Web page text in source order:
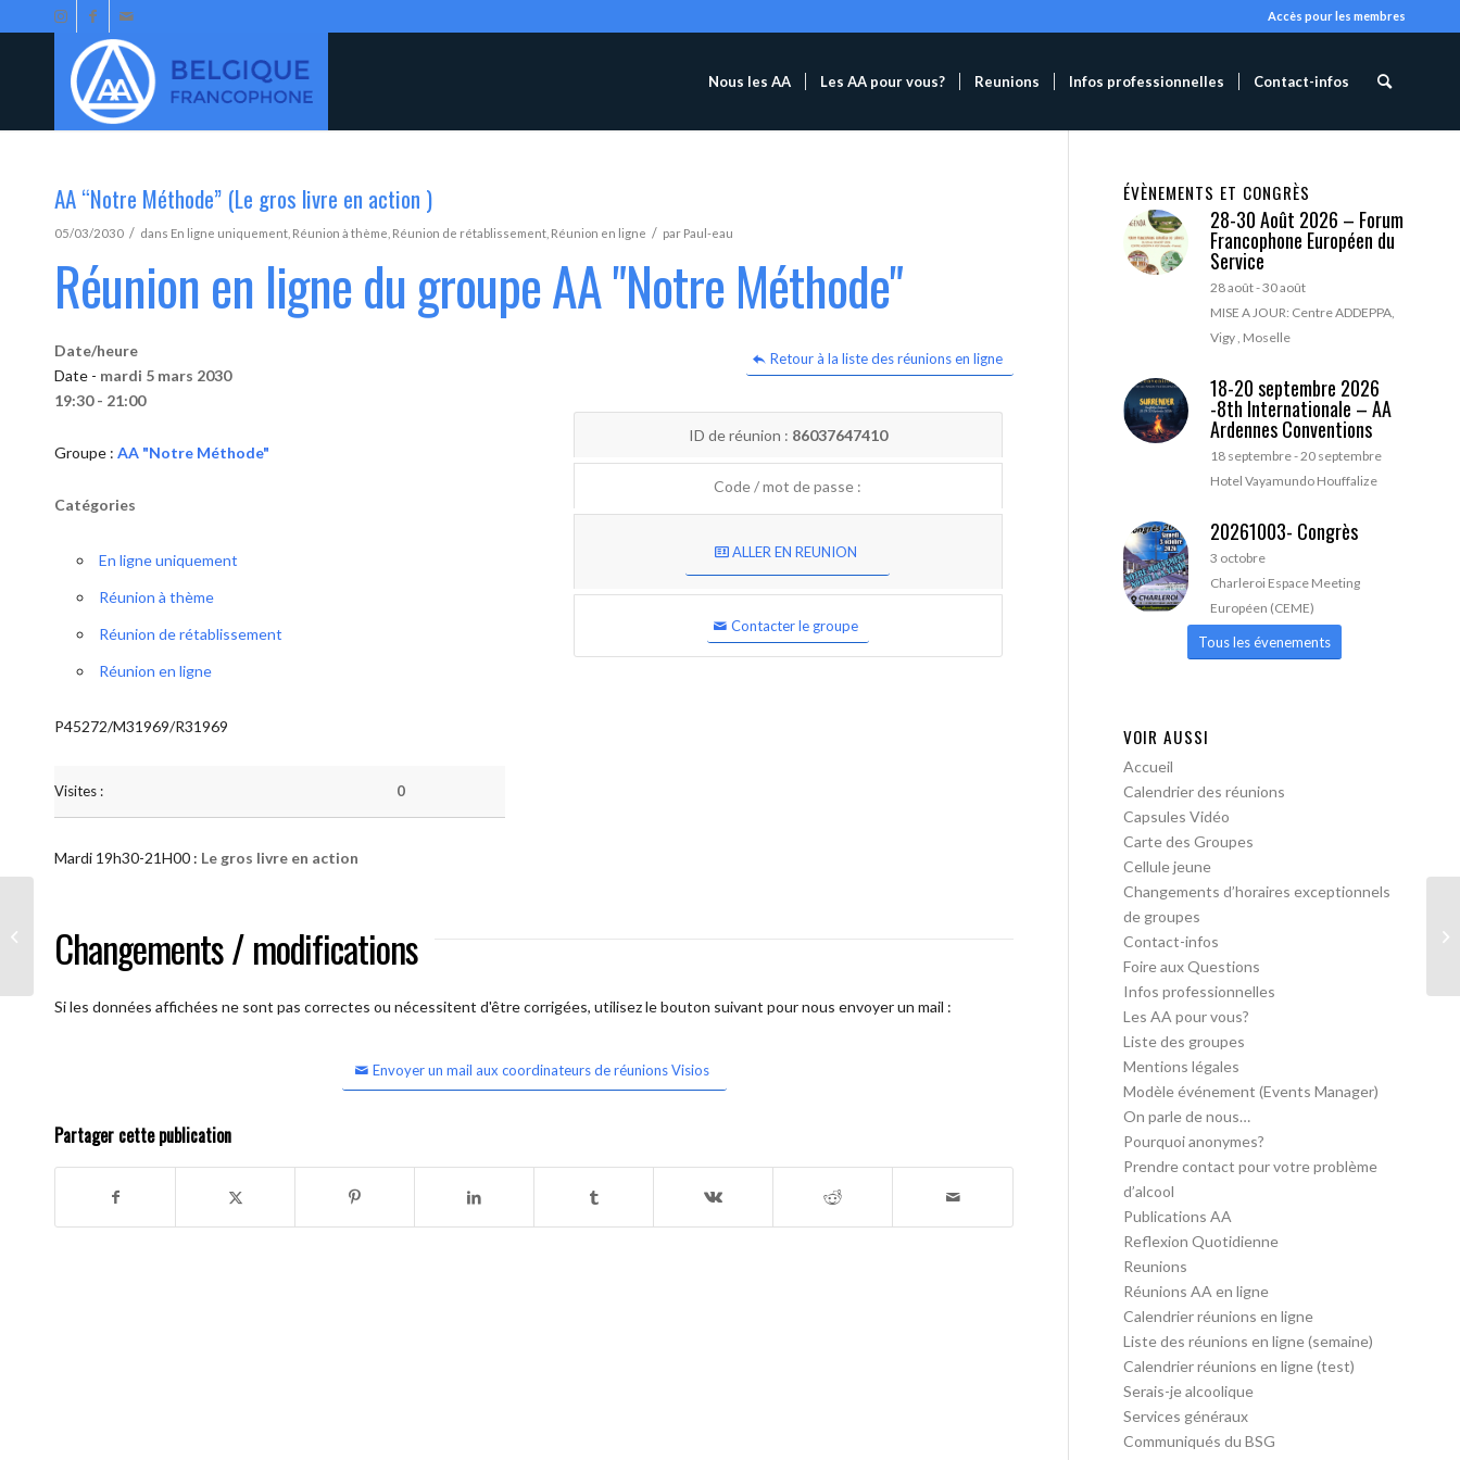
Accès pour les membres
Nous les AA Les AA pour vous? Reunions Infos professionnelles Contact-infos
AA “Notre Méthode” (Le gros livre en action )
05/03/2030 / dans En ligne uniquement Réunion à thème Réunion de rétablissement Réunion en ligne / par Paul-eau
Réunion en ligne du groupe AA "Notre Méthode"
Retour à la liste des réunions en ligne
Date/heure
Date - mardi 5 mars 2030
19:30 - 21:00
Groupe : AA "Notre Méthode"
Catégories
En ligne uniquement
Réunion à thème
Réunion de rétablissement
Réunion en ligne
P45272/M31969/R31969
Visites : 0
ID de réunion : 86037647410
Code / mot de passe :
ALLER EN REUNION
Contacter le groupe
Mardi 19h30-21H00 : Le gros livre en action
Changements / modifications
Si les données affichées ne sont pas correctes ou nécessitent d'être corrigées, utilisez le bouton suivant pour nous envoyer un mail :
Envoyer un mail aux coordinateurs de réunions Visios
Partager cette publication
ÉVÈNEMENTS ET CONGRÈS
28-30 Août 2026 – Forum
Francophone Européen du
Service
28 août-30 août
MISE A JOUR: Centre ADDEPPA,
Vigy , Moselle
18-20 septembre 2026
-8th Internationale – AA
Ardennes Conventions
18 septembre-20 septembre
Hotel Vayamundo Houffalize
20261003- Congrès
3 octobre
Charleroi Espace Meeting
Européen (CEME)
Tous les évenements
VOIR AUSSI
Accueil
Calendrier des réunions
Capsules Vidéo
Carte des Groupes
Cellule jeune
Changements d’horaires exceptionnels
de groupes
Contact-infos
Foire aux Questions
Infos professionnelles
Les AA pour vous?
Liste des groupes
Mentions légales
Modèle événement (Events Manager)
On parle de nous…
Pourquoi anonymes?
Prendre contact pour votre problème
d’alcool
Publications AA
Reflexion Quotidienne
Reunions
Réunions AA en ligne
Calendrier réunions en ligne
Liste des réunions en ligne (semaine)
Calendrier réunions en ligne (test)
Serais-je alcoolique
Services généraux
Communiqués du BSG
action )